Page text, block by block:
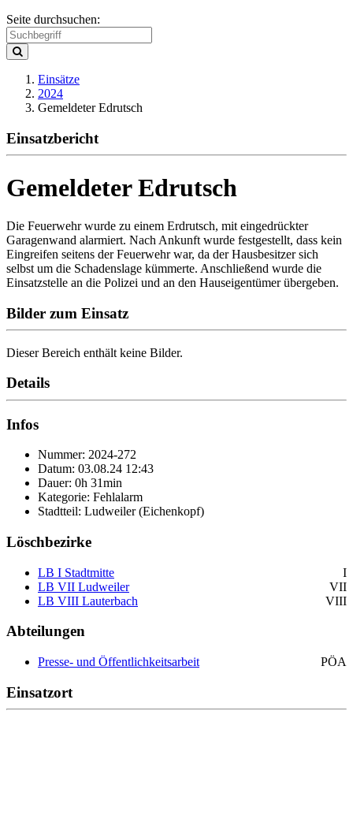
Seite durchsuchen:
Einsätze
2024
Gemeldeter Edrutsch
Einsatzbericht
Gemeldeter Edrutsch
Die Feuerwehr wurde zu einem Erdrutsch, mit eingedrückter
Garagenwand alarmiert. Nach Ankunft wurde festgestellt, dass kein
Eingreifen seitens der Feuerwehr war, da der Hausbesitzer sich
selbst um die Schadenslage kümmerte. Anschließend wurde die
Einsatzstelle an die Polizei und an den Hauseigentümer übergeben.
Bilder zum Einsatz
Dieser Bereich enthält keine Bilder.
Details
Infos
Nummer: 2024-272
Datum: 03.08.24 12:43
Dauer: 0h 31min
Kategorie: Fehlalarm
Stadtteil: Ludweiler (Eichenkopf)
Löschbezirke
LB I Stadtmitte
I
LB VII Ludweiler
VII
LB VIII Lauterbach
VIII
Abteilungen
Presse- und Öffentlichkeitsarbeit PÖA
Einsatzort